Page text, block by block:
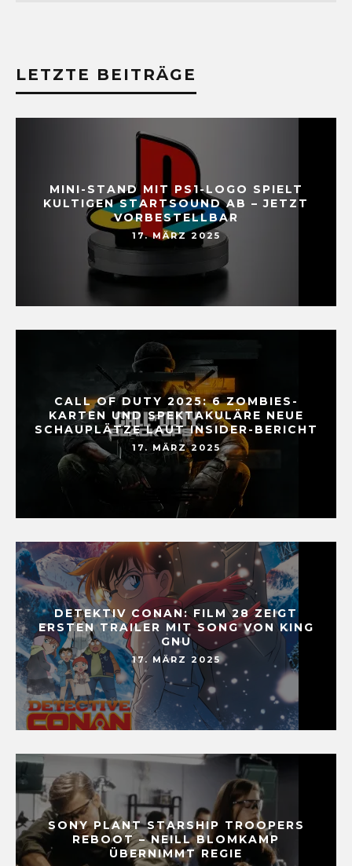
LETZTE BEITRÄGE
MINI-STAND MIT PS1-LOGO SPIELT
KULTIGEN STARTSOUND AB – JETZT
VORBESTELLBAR
17. MÄRZ 2025
CALL OF DUTY 2025: 6 ZOMBIES-
KARTEN UND SPEKTAKULÄRE NEUE
SCHAUPLÄTZE LAUT INSIDER-BERICHT
17. MÄRZ 2025
DETEKTIV CONAN: FILM 28 ZEIGT
ERSTEN TRAILER MIT SONG VON KING
GNU
17. MÄRZ 2025
SONY PLANT STARSHIP TROOPERS
REBOOT – NEILL BLOMKAMP
ÜBERNIMMT REGIE